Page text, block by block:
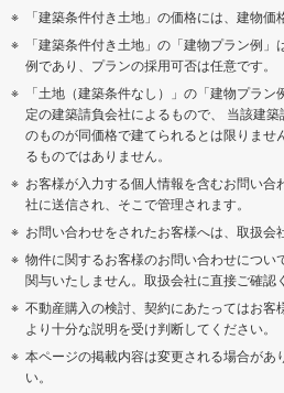
「建築条件付き土地」の価格には、建物価
「建築条件付き土地」の「建物プラン例
例であり、プランの採用可否は任意です。
「土地（建築条件なし）」の「建物プラ
定の建築請負会社によるもので、 当該建
のものが同価格で建てられるとは限りませ
るものではありません。
お客様が入力する個人情報を含むお問い
社に送信され、そこで管理されます。
お問い合わせをされたお客様へは、取扱会
物件に関するお客様のお問い合わせについ
関与いたしません。取扱会社に直接ご確認
不動産購入の検討、契約にあたってはお客
より十分な説明を受け判断してください。
本ページの掲載内容は変更される場合があ
い。